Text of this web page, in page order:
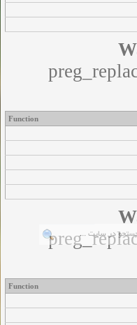
Function
Function